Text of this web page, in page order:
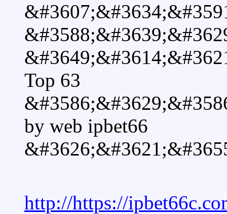
Top 63
by web ipbet66
http://https://